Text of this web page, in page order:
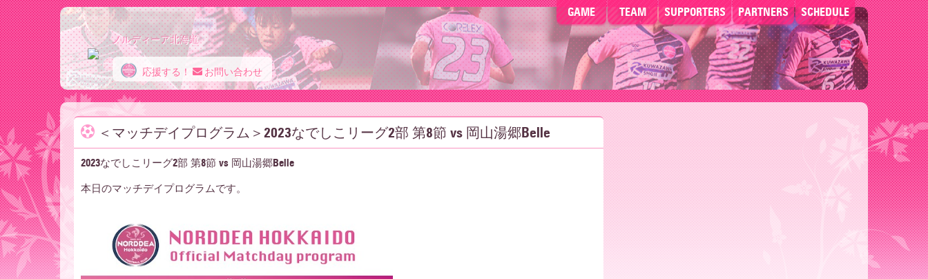
GAME TEAM SUPPORTERS PARTNERS SCHEDULE
ノ
ル
デ
ィ
ノルディーア北海道
応援する！ お問い合わせ
＜マッチデイプログラム＞2023なでしこリーグ2部 第8節 vs 岡山湯郷Belle
2023なでしこリーグ2部 第8節 vs 岡山湯郷Belle
本日のマッチデイプログラムです。